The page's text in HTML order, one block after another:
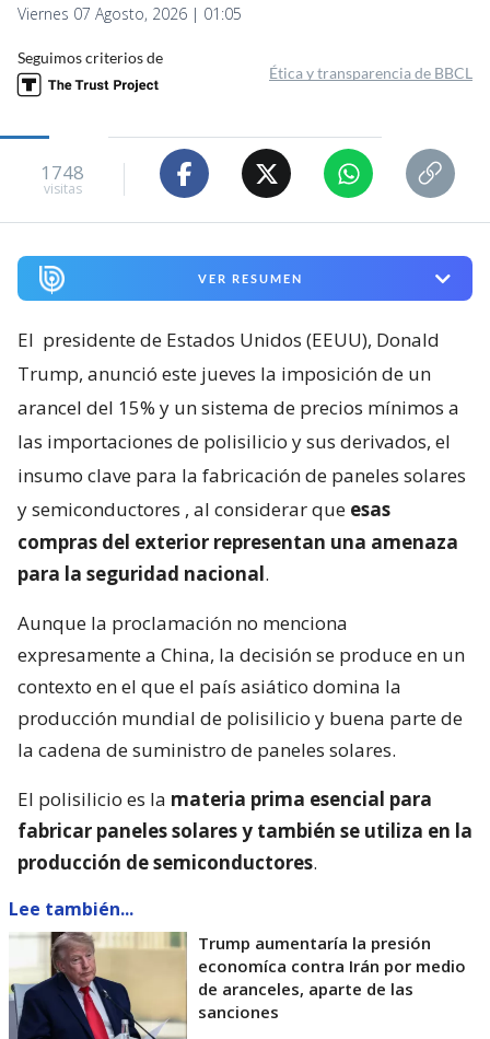
Viernes 07 Agosto, 2026 | 01:05
Seguimos criterios de
Ética y transparencia de BBCL
1748
visitas
VER RESUMEN
El presidente de Estados Unidos (EEUU), Donald
Trump, anunció este jueves la imposición de un
arancel del 15% y un sistema de precios mínimos a
las importaciones de polisilicio y sus derivados, el
insumo clave para la fabricación de paneles solares
y semiconductores , al considerar que esas
compras del exterior representan una amenaza
para la seguridad nacional.
Aunque la proclamación no menciona
expresamente a China, la decisión se produce en un
contexto en el que el país asiático domina la
producción mundial de polisilicio y buena parte de
la cadena de suministro de paneles solares.
El polisilicio es la materia prima esencial para
fabricar paneles solares y también se utiliza en la
producción de semiconductores.
Lee también...
Trump aumentaría la presión
economíca contra Irán por medio
de aranceles, aparte de las
sanciones